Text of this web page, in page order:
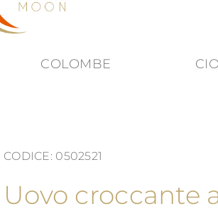
COLOMBE
CODICE: 0502521
Uovo croccante